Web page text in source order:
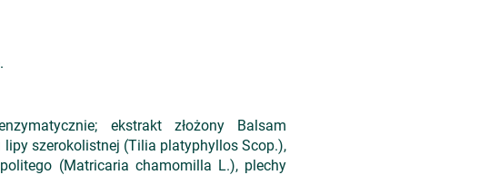
ekstrakt złożony Balsam
szerokolistnej (Tilia platyphyllos Scop.),
(Matricaria chamomilla L.), plechy